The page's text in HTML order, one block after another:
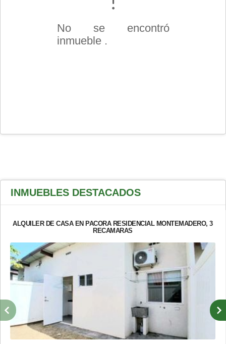
No se encontró
inmueble .
INMUEBLES DESTACADOS
ALQUILER DE CASA EN PACORA RESIDENCIAL MONTEMADERO, 3
RECAMARAS